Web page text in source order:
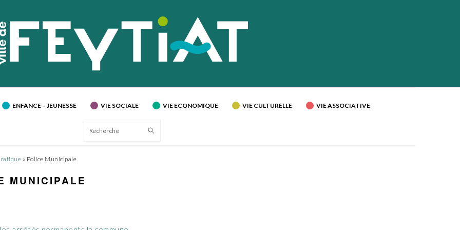
ENFANCE – JEUNESSE VIE SOCIALE VIE ECONOMIQUE VIE CULTURELLE VIE ASSOCIATIVE
Recherche
» Police Municipale
MUNICIPALE